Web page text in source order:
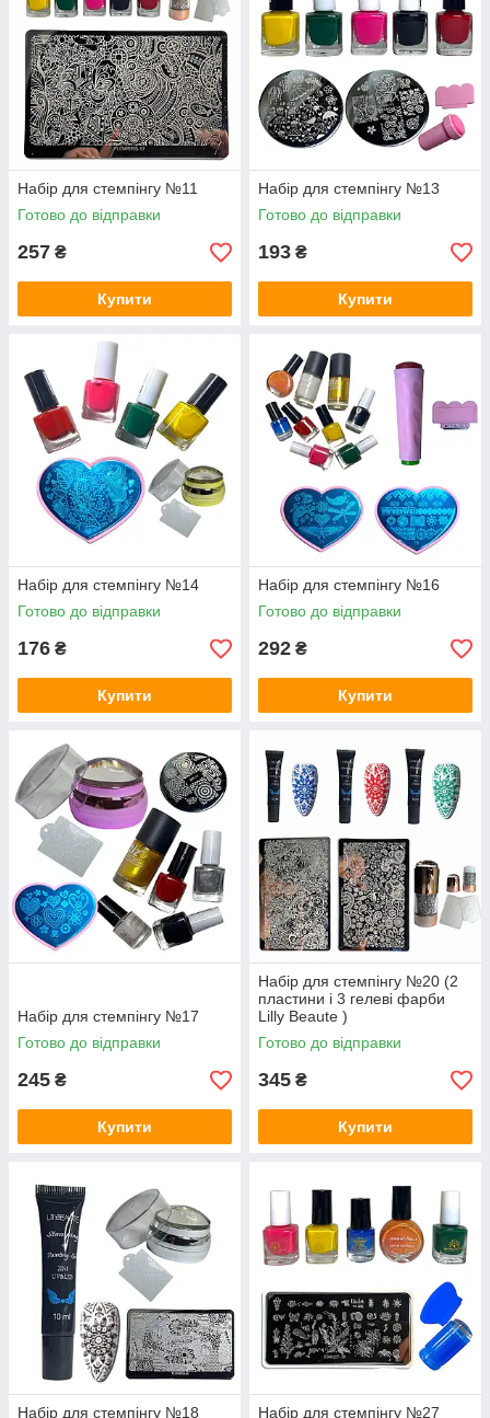
Набір для стемпінгу №11
Готово до відправки
257 ₴
Купити
Набір для стемпінгу №13
Готово до відправки
193 ₴
Купити
Набір для стемпінгу №14
Готово до відправки
176 ₴
Купити
Набір для стемпінгу №16
Готово до відправки
292 ₴
Купити
Набір для стемпінгу №17
Готово до відправки
245 ₴
Купити
Набір для стемпінгу №20 (2
пластини і 3 гелеві фарби
Lilly Beaute )
Готово до відправки
345 ₴
Купити
Набір для стемпінгу №18 Набір для стемпінгу №27